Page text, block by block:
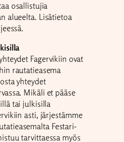
osallistujia
alueelta. Lisätietoa
Fagervikiin ovat
rautatieasema
yhteydet
Mikäli et pääse
tai julkisilla
asti, järjestämme
Festari-
tarvittaessa myös